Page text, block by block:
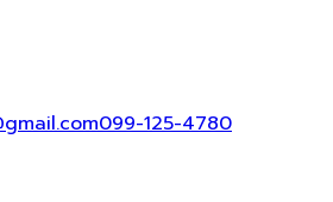
099-125-4780